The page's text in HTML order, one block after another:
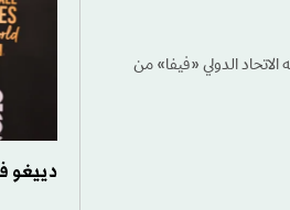
الدولي «فيفا» من
دييغو